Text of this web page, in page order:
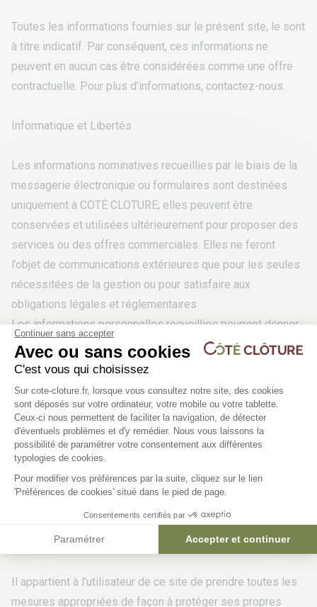
Toutes les informations fournies sur le présent site, le sont
à titre indicatif. Par conséquent, ces informations ne
peuvent en aucun cas être considérées comme une offre
contractuelle. Pour plus d’informations, contactez-nous.
Informatique et Libertés
Les informations nominatives recueillies par le biais de la
messagerie électronique ou formulaires sont destinées
uniquement à COTÉ CLOTURE; elles peuvent être
conservées et utilisées ultérieurement pour proposer des
services ou des offres commerciales. Elles ne feront
l’objet de communications extérieures que pour les seules
nécessitées de la gestion ou pour satisfaire aux
obligations légales et réglementaires
Les informations personnelles recueillies pourront donner
lieu à l’exercice du droit d’accès et de rectification dans les
seules conditions prévues par la loi n° 78-17 du 6 janvier
1978 relative à l’informatique, aux fichiers et aux libertés,
par l’intermédiaire des services ayant recueilli les
informations demandées.
Ce droit d’accès peut s’exercer auprès du responsable du
service :
- par courrier électronique auprès decontactweb@cote-
Limitation de responsabilité
Il appartient à l’utilisateur de ce site de prendre toutes les
mesures appropriées de façon à protéger ses propres
Continuer sans accepter
Avec ou sans cookies
C'est vous qui choisissez
Plateforme de Gestion du
Sur cote-cloture.fr, lorsque vous consultez notre site, des cookies
sont déposés sur votre ordinateur, votre mobile ou votre tablette.
Ceux-ci nous permettent de faciliter la navigation, de détecter
d'éventuels problèmes et d'y remédier. Nous vous laissons la
possibilité de paramétrer votre consentement aux différentes
typologies de cookies.
Pour modifier vos préférences par la suite, cliquez sur le lien
'Préférences de cookies' situé dans le pied de page.
Consentements certifiés par
Paramétrer Accepter et continuer
Axeptio consent